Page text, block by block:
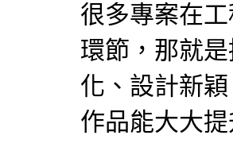
很多專案在
環節，那就
化、設計新
作品能大大